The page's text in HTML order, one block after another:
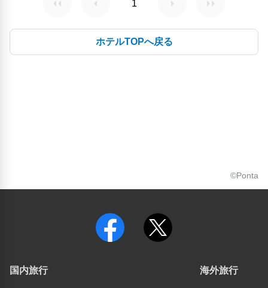
1
ホテルTOPへ戻る
©Ponta
国内旅行 海外旅行